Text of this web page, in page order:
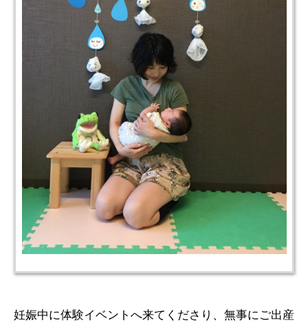
妊娠中に体験イベントへ来てくださり、無事にご出産